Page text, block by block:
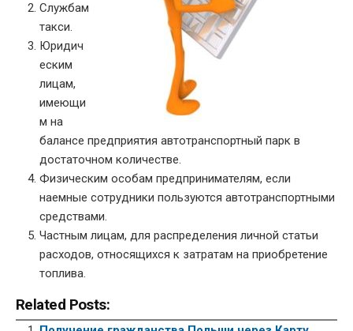
Службам
такси.
Юридич
еским
лицам,
имеющи
м на
балансе предприятия автотранспортный парк в
достаточном количестве.
Физическим особам предпринимателям, если
наемные сотрудники пользуются автотранспортными
средствами.
Частным лицам, для распределения личной статьи
расходов, относящихся к затратам на приобретение
топлива.
Related Posts: